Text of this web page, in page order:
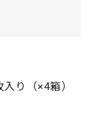
り（×4箱）